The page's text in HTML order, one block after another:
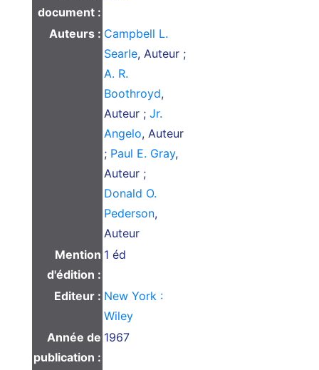
document :
Auteurs : Campbell L.
Searle, Auteur ;
A. R.
Boothroyd,
Auteur ; Jr.
Angelo, Auteur
; Paul E. Gray,
Auteur ;
Donald O.
Pederson,
Auteur
Mention
d'édition :
1 éd
Editeur : New York :
Wiley
Année de
publication :
1967